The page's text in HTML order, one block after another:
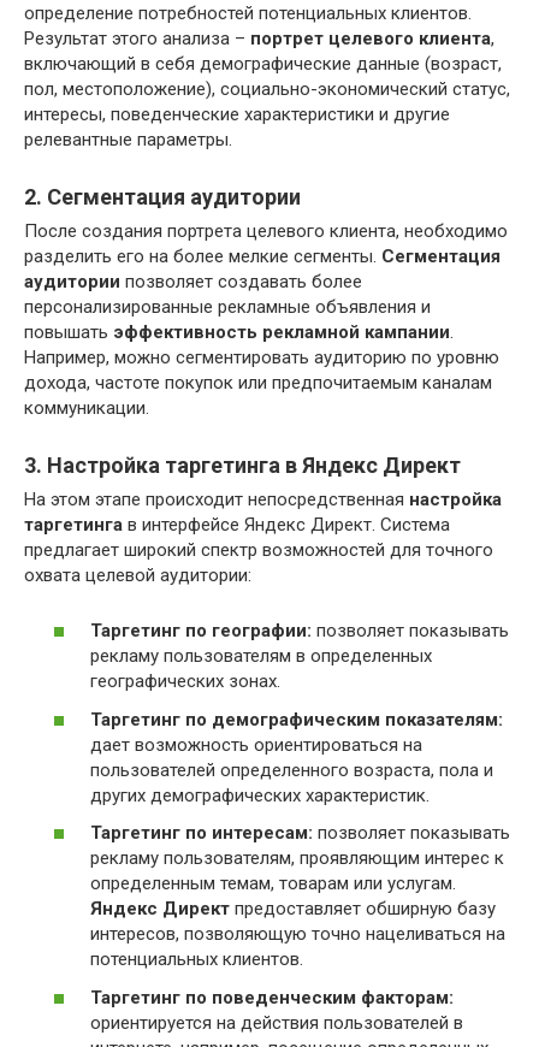
определение потребностей потенциальных клиентов.
Результат этого анализа – портрет целевого клиента,
включающий в себя демографические данные (возраст,
пол, местоположение), социально-экономический статус,
интересы, поведенческие характеристики и другие
релевантные параметры.
2. Сегментация аудитории
После создания портрета целевого клиента, необходимо
разделить его на более мелкие сегменты. Сегментация
аудитории позволяет создавать более
персонализированные рекламные объявления и
повышать эффективность рекламной кампании
Например, можно сегментировать аудиторию по уровню
дохода, частоте покупок или предпочитаемым каналам
коммуникации.
3. Настройка таргетинга в Яндекс Директ
На этом этапе происходит непосредственная настройка
таргетинга в интерфейсе Яндекс Директ. Система
предлагает широкий спектр возможностей для точного
охвата целевой аудитории:
Таргетинг по географии: позволяет показывать
рекламу пользователям в определенных
географических зонах.
Таргетинг по демографическим показателям:
дает возможность ориентироваться на
пользователей определенного возраста, пола и
других демографических характеристик.
Таргетинг по интересам: позволяет показывать
рекламу пользователям, проявляющим интерес к
определенным темам, товарам или услугам.
Яндекс Директ предоставляет обширную базу
интересов, позволяющую точно нацеливаться на
потенциальных клиентов.
Таргетинг по поведенческим факторам:
ориентируется на действия пользователей в